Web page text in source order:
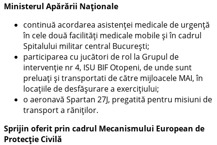
Ministerul Apărării Naționale
continuă acordarea asistenței medicale de urgență
în cele două facilități medicale mobile și în cadrul
Spitalului militar central București;
participarea cu jucători de rol la Grupul de
intervenție nr 4, ISU BIF Otopeni, de unde sunt
preluați și transportati de către mijloacele MAI, în
locațiile de desfășurare a exercițiului;
o aeronavă Spartan 27J, pregatită pentru misiuni de
transport a răniților.
Sprijin oferit prin cadrul Mecanismului European de
Protecție Civilă